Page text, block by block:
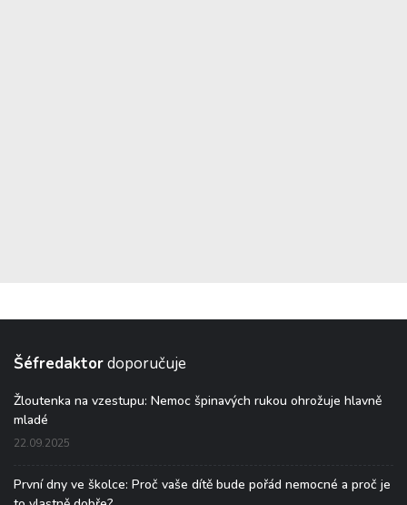
Šéfredaktordoporučuje
Žloutenka na vzestupu: Nemoc špinavých rukou ohrožuje hlavně
mladé
22.09.2025
První dny ve školce: Proč vaše dítě bude pořád nemocné a proč je